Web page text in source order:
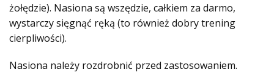
żołędzie). Nasiona są wszędzie, całkiem za darmo,
wystarczy sięgnąć ręką (to również dobry trening
cierpliwości).
Nasiona należy rozdrobnić przed zastosowaniem.